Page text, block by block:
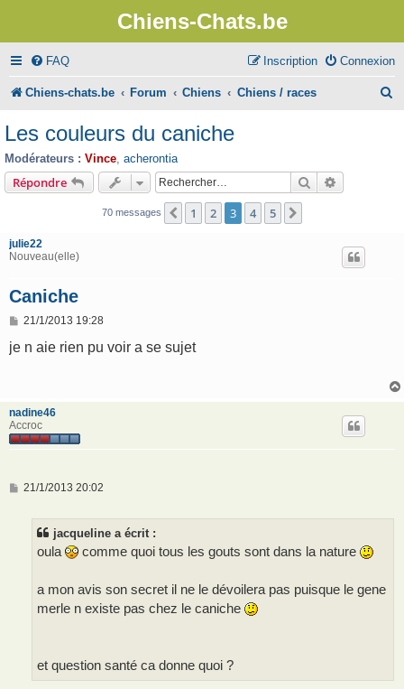
Chiens-Chats.be
FAQ Connexion
Inscription
Chiens-chats.be Forum Chiens Chiens / races
Les couleurs du caniche
Modérateurs : Vince acherontia
Répondre Rechercher
70 messages Précédent
1 2 3 4 5
julie22
Nouveau(elle)
Caniche
M
s
21/1/2013 19:28
je n aie rien pu voir a se sujet
nadine46
Accroc
M
21/1/2013 20:02
jacqueline a écrit :
oula comme quoi tous les gouts sont dans la nature
a mon avis son secret il ne le dévoilera pas puisque le gene
merle n existe pas chez le caniche
et question santé ca donne quoi ?